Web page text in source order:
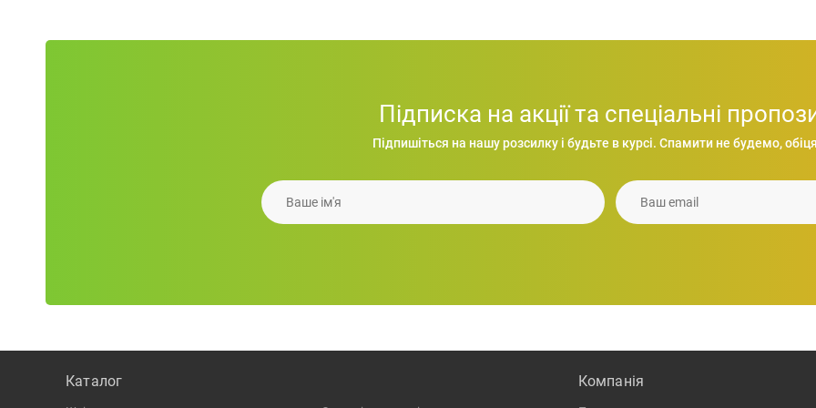
грн.
Стакан WALNUT 350 мл, нержавіюча сталь
313.26грн.
Підписка на акції та спеціальні
Підпишіться на нашу розсилку і будьте в курсі. Спамити не будемо,
Каталог Компанiя